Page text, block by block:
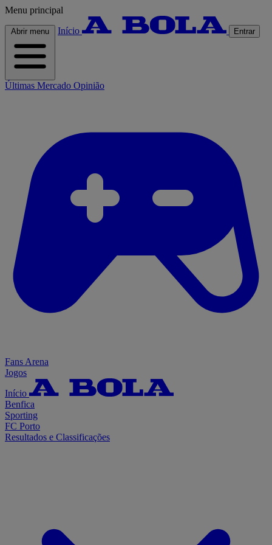
Menu principal
Abrir menu Início Entrar
Últimas Mercado Opinião
Fans Arena
Jogos
Início
Benfica
Sporting
FC Porto
Resultados e Classificações